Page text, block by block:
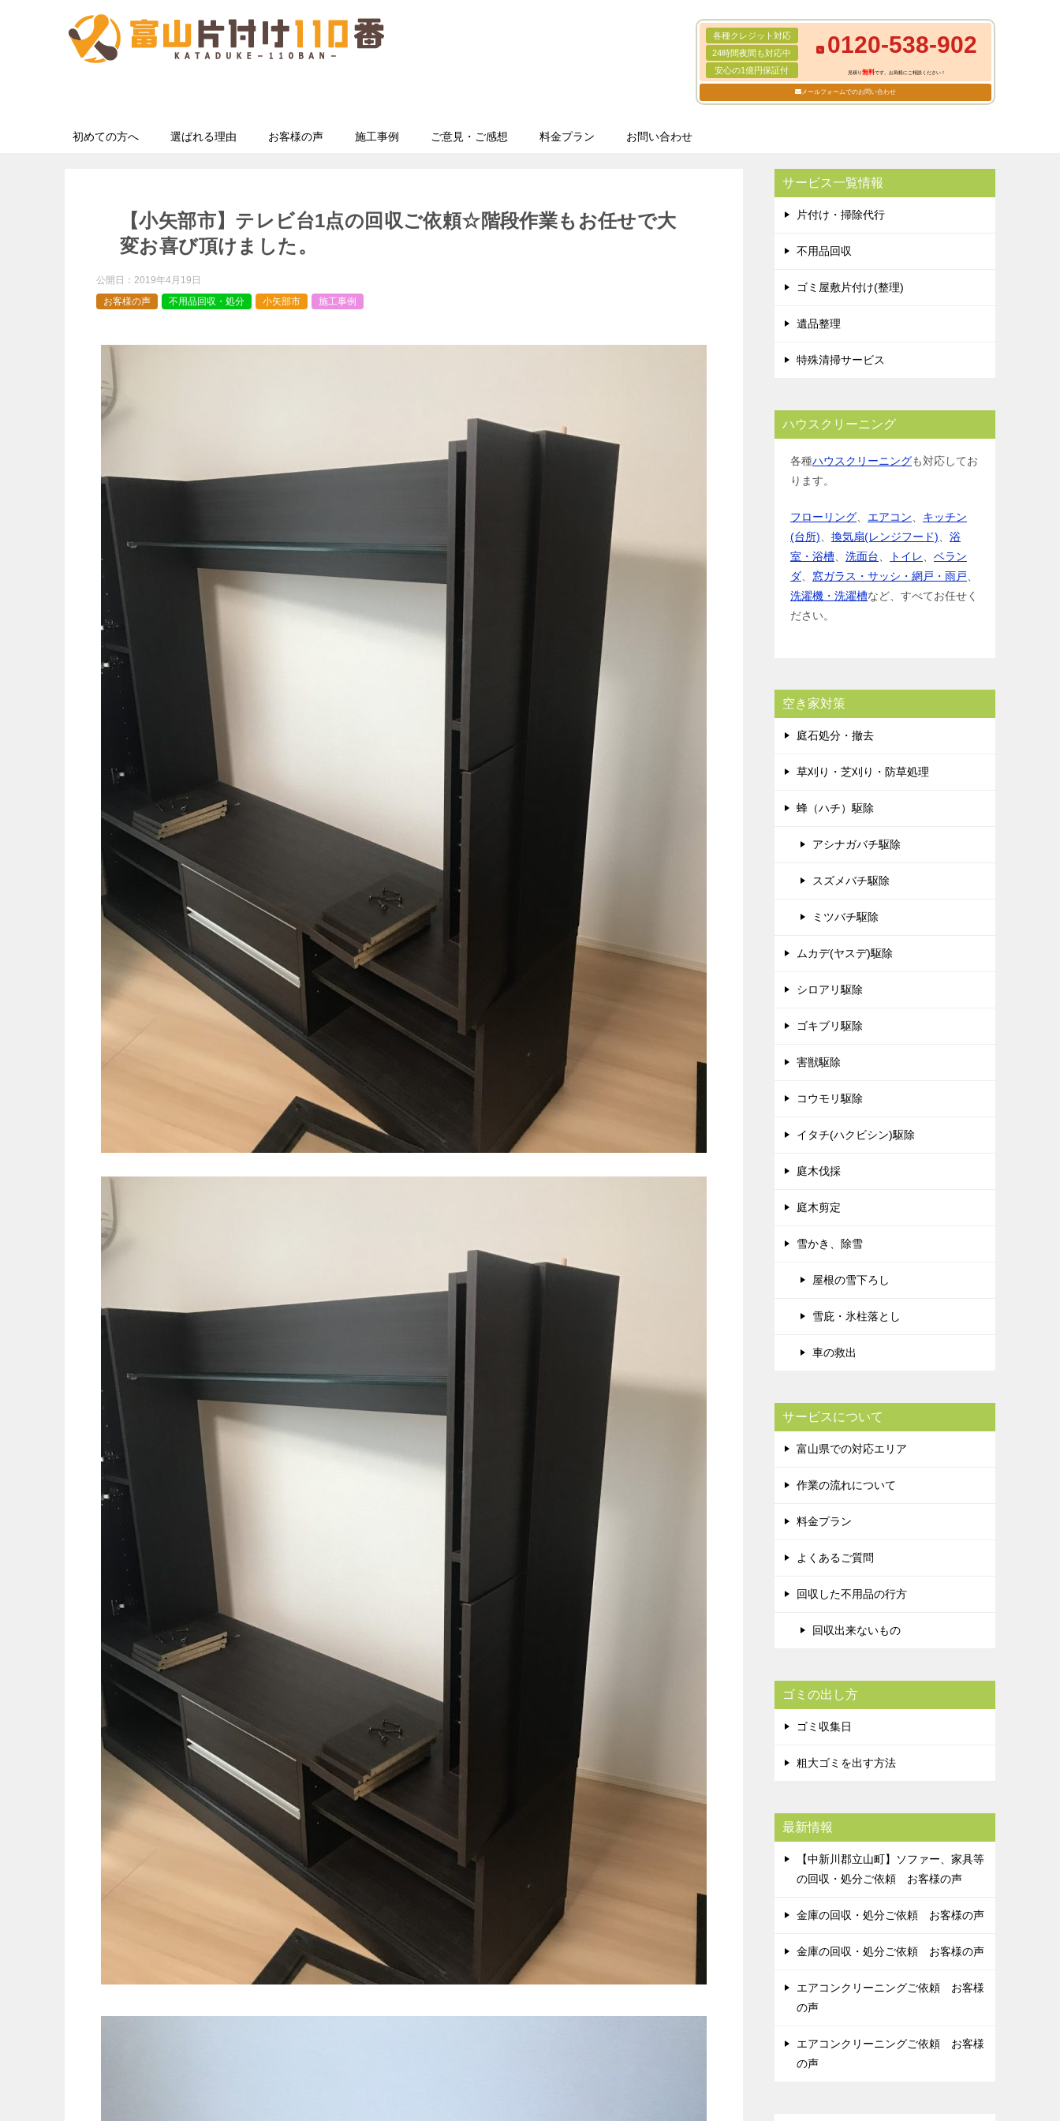
各種クレジット対応
24時間夜間も対応中
安心の1億円保証付
0120-538-902
見積り無料です。お気軽にご相談ください！
メールフォームでのお問い合わせ
初めての方へ 選ばれる理由 お客様の声 施工事例 ご意見・ご感想 料金プラン お問い合わせ
【小矢部市】テレビ台1点の回収ご依頼☆階段作業もお任せで大
変お喜び頂けました。
公開日： 2019年4月19日
お客様の声
不用品回収・処分 小矢部市 施工事例
サービス一覧情報
片付け・掃除代行
不用品回収
ゴミ屋敷片付け(整理)
遺品整理
特殊清掃サービス
ハウスクリーニング
各種ハウスクリーニングも対応してお
ります。
フローリング エアコン
キッチン
(台所)
換気扇(レンジフード)
浴
室・浴槽
洗面台 トイレ
ベラン
ダ
窓ガラス・サッシ・網戸・雨戸
洗濯機・洗濯槽など、すべてお任せく
ださい。
空き家対策
庭石処分・撤去
草刈り・芝刈り・防草処理
蜂（ハチ）駆除
アシナガバチ駆除
スズメバチ駆除
ミツバチ駆除
ムカデ(ヤスデ)駆除
シロアリ駆除
ゴキブリ駆除
害獣駆除
コウモリ駆除
イタチ(ハクビシン)駆除
庭木伐採
庭木剪定
雪かき、除雪
屋根の雪下ろし
雪庇・氷柱落とし
車の救出
サービスについて
富山県での対応エリア
作業の流れについて
料金プラン
よくあるご質問
回収した不用品の行方
回収出来ないもの
ゴミの出し方
ゴミ収集日
粗大ゴミを出す方法
最新情報
【中新川郡立山町】ソファー、家具等
の回収・処分ご依頼 お客様の声
金庫の回収・処分ご依頼 お客様の声
金庫の回収・処分ご依頼 お客様の声
エアコンクリーニングご依頼 お客様
の声
エアコンクリーニングご依頼 お客様
の声